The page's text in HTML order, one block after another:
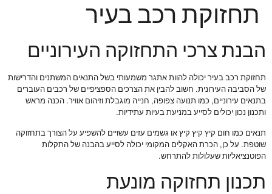
תחזוקת רכב בעיר
הבנת צרכי התחזוקה העירוניים
תחזוקת רכב בעיר יכולה להוות אתגר משמעותי בשל התנאים המשתנים והדרישות
של הסביבה העירונית. חשוב להבין את הצרכים הספציפיים של רכבים העוברים
בתנאים עירוניים, כמו תנועה צפופה, חנייה מוגבלת וזיהום אוויר. הכנה מראש
ותכנון נכון יכולים לסייע במניעת בעיות עתידיות.
תנאים כמו חום קיץ קיץ קיץ או גשמים עזים עשויים להשפיע על הצורך בתחזוקה
שוטפת. על כן, הכרת האקלים המקומי יכולה לסייע בהבנה של התקלות
הפוטנציאליות שעלולות להתרחש.
תכנון תחזוקה מונעת